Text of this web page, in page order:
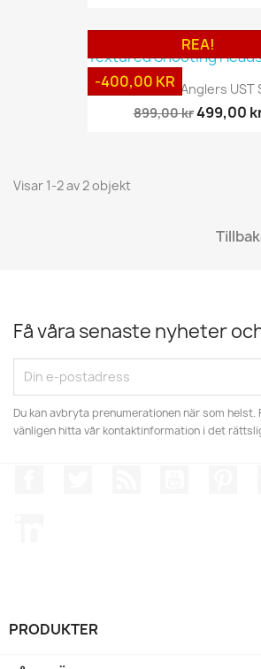
Scientific Anglers UST
899,00 kr499,00
REA!
-400,00 KR
Visar 1-2 av 2 objekt
Få våra senaste nyheter
Du kan avbryta prenumerationen när som helst.
vänligen hitta vår kontaktinformation i det
PRODUKTER